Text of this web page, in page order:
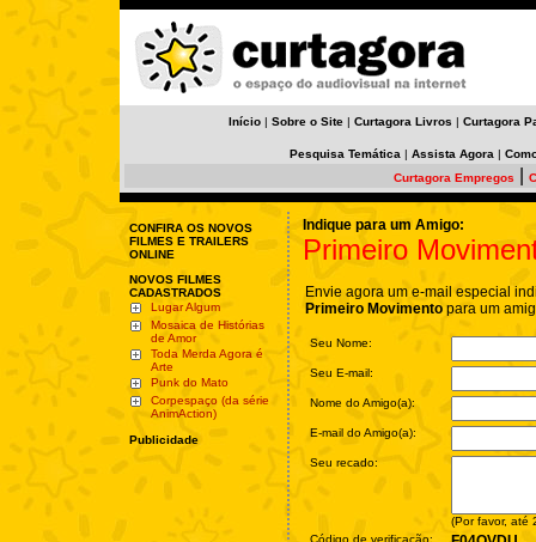
Início | Sobre o Site | Curtagora Livros | Curtagora
Pesquisa Temática | Assista Agora |
Curtagora Empregos
CONFIRA OS NOVOS
FILMES E TRAILERS
ONLINE
NOVOS FILMES
CADASTRADOS
Lugar Algum
Mosaica de Histórias
de Amor
Toda Merda Agora é
Arte
Punk do Mato
Corpespaço (da série
AnimAction)
Publicidade
Indique para um Amigo:
Primeiro
Envie agora um e-mail especial
Primeiro Movimento para um
Seu Nome:
Seu E-mail:
Nome do Amigo(a):
E-mail do Amigo(a):
Seu recado:
(Por favor, até
Código de verificação: